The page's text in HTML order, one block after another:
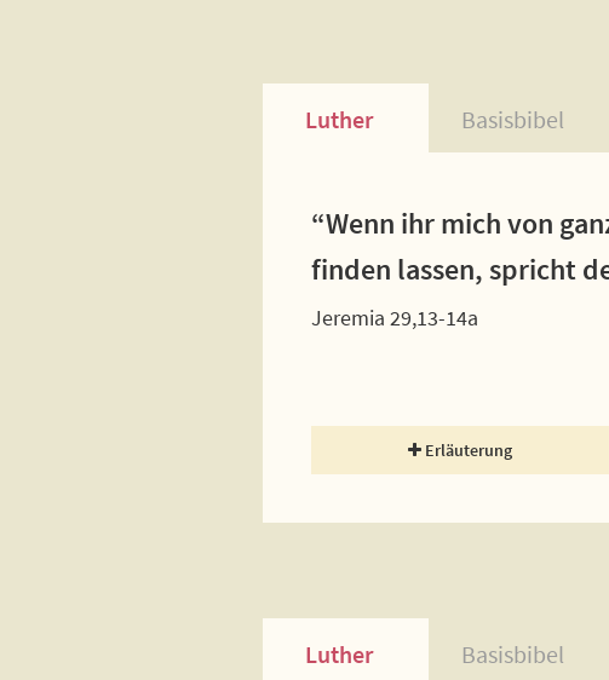
Luther Basisbibel
“Wenn ihr mich von
finden lassen, spricht
Jeremia 29,13-14a
Erläuterung
Luther Basisbibel